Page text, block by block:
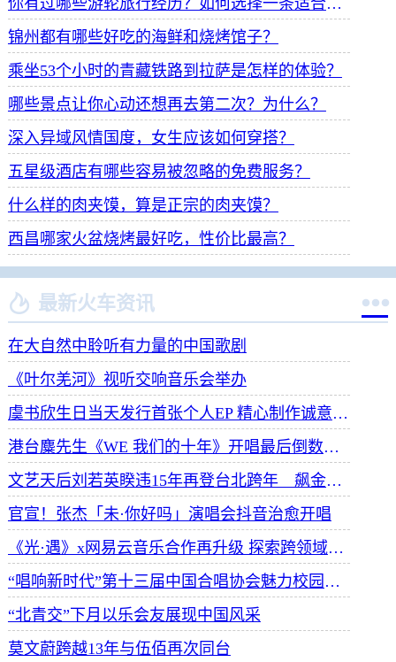
你有过哪些游轮旅行经历？如何选择一条适合自己的游轮线路？
锦州都有哪些好吃的海鲜和烧烤馆子？
乘坐53个小时的青藏铁路到拉萨是怎样的体验？
哪些景点让你心动还想再去第二次？为什么？
深入异域风情国度，女生应该如何穿搭？
五星级酒店有哪些容易被忽略的免费服务？
什么样的肉夹馍，算是正宗的肉夹馍？
西昌哪家火盆烧烤最好吃，性价比最高？
 最新火车资讯 
在大自然中聆听有力量的中国歌剧
《叶尔羌河》视听交响音乐会举办
虞书欣生日当天发行首张个人EP 精心制作诚意满满
港台麋先生《WE 我们的十年》开唱最后倒数 惊喜释出10周年纪念单曲宠粉
文艺天后刘若英睽违15年再登台北跨年 飙金嗓演唱经典招牌歌掀回忆杀
官宣！张杰「未·你好吗」演唱会抖音治愈开唱
《光·遇》x网易云音乐合作再升级 探索跨领域社交新体验
“唱响新时代”第十三届中国合唱协会魅力校园合唱展演开幕
“北青交”下月以乐会友展现中国风采
莫文蔚跨越13年与伍佰再次同台